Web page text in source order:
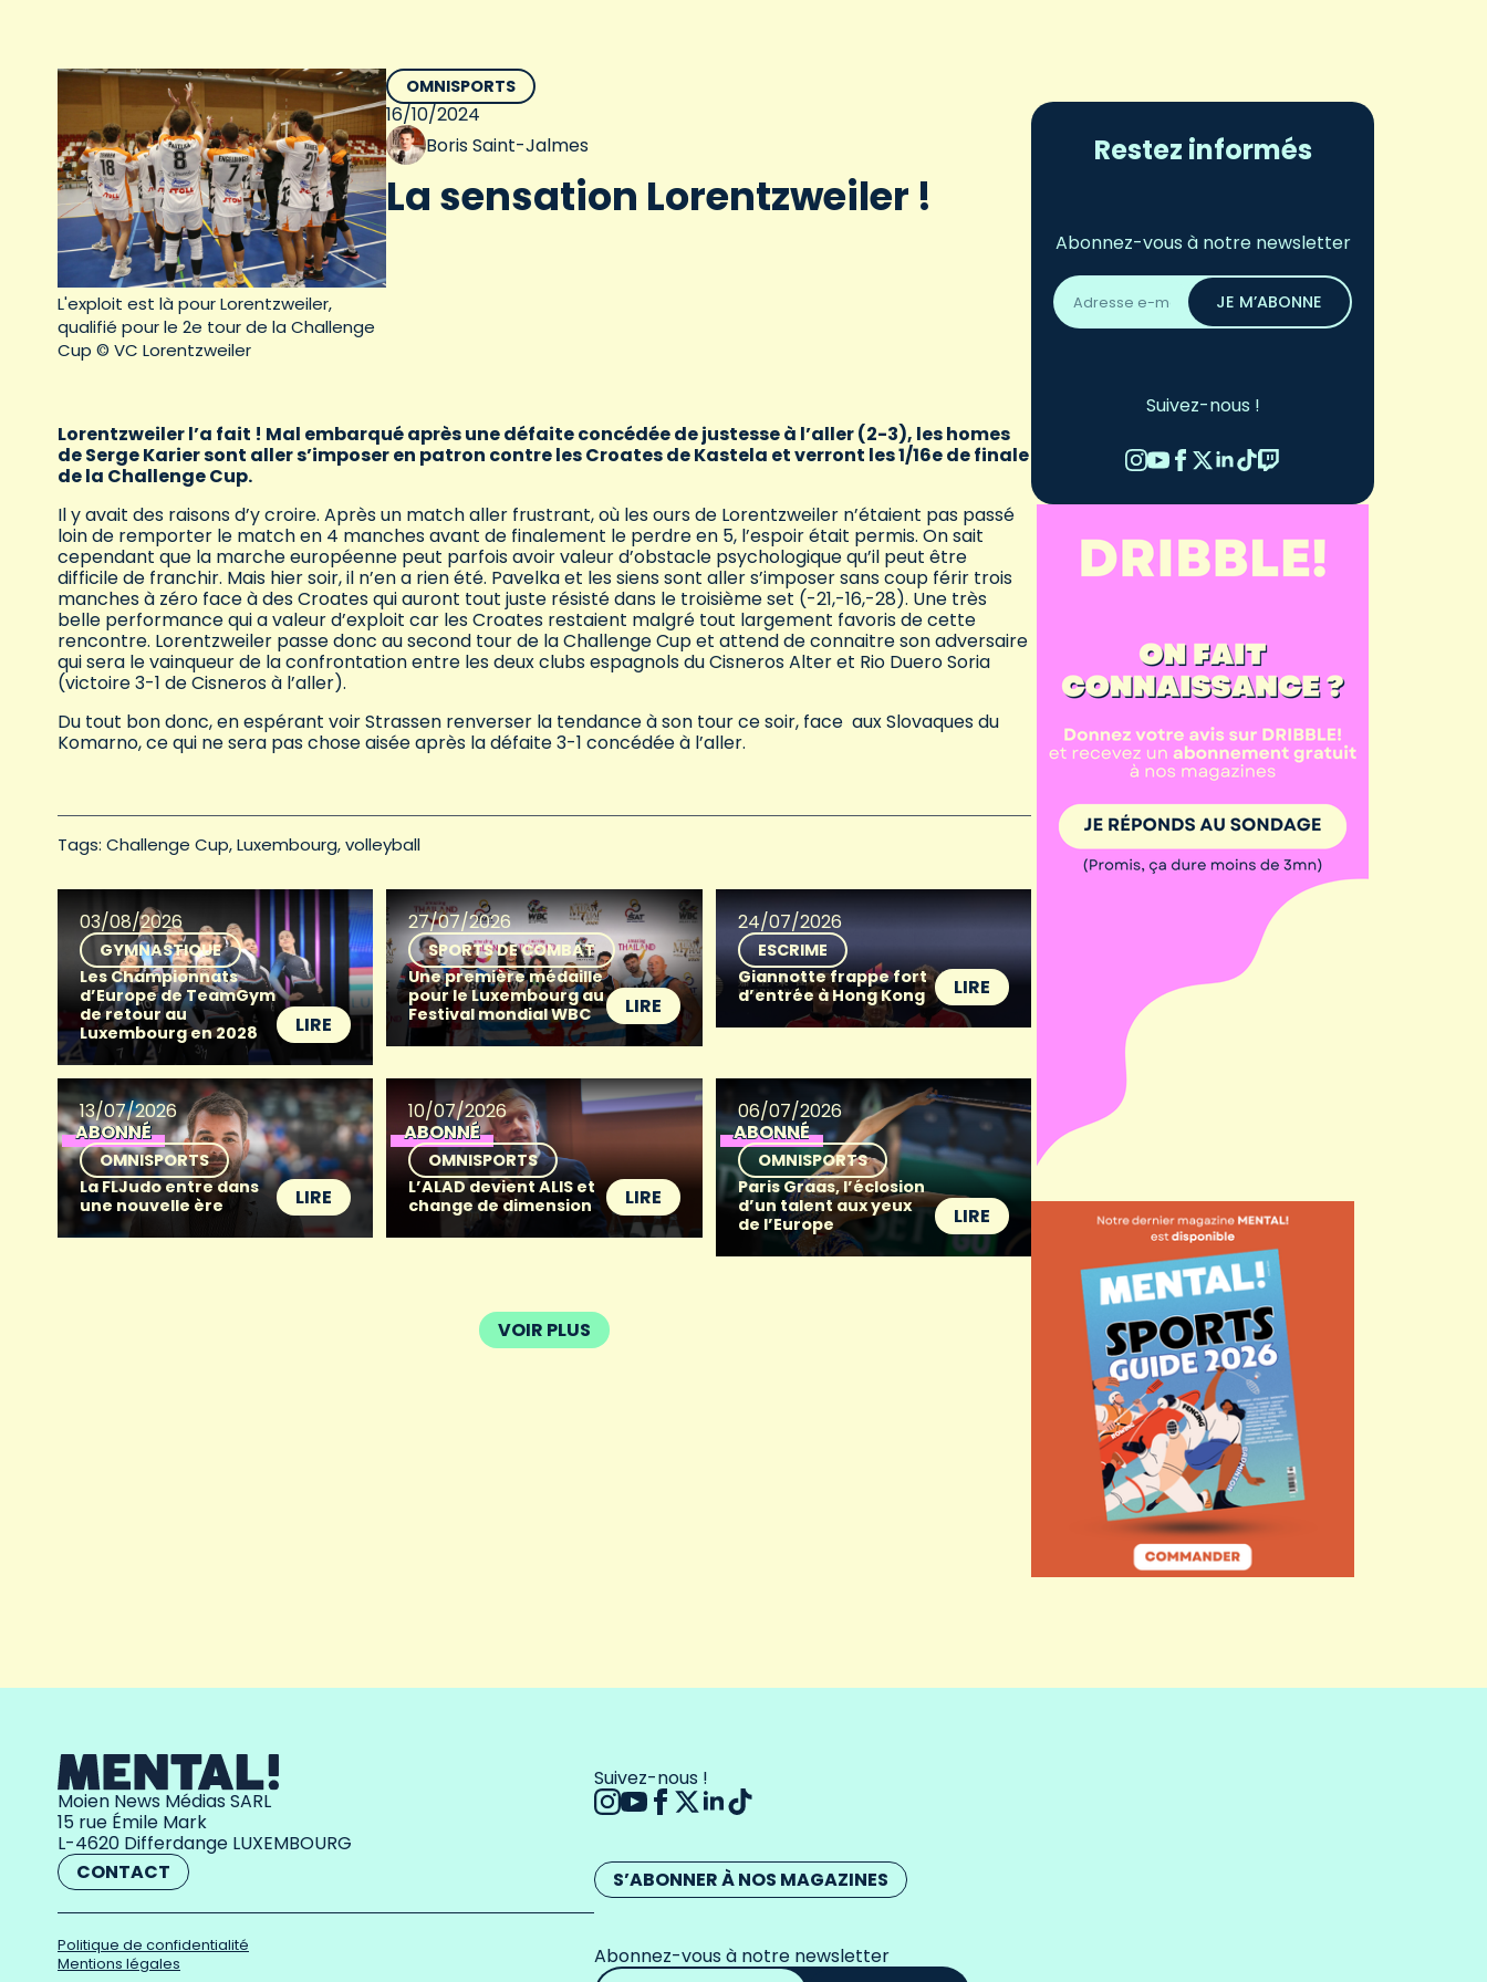
L'exploit est là pour Lorentzweiler,
qualifié pour le 2e tour de la Challenge
Cup © VC Lorentzweiler
OMNISPORTS
16/10/2024
Boris Saint-Jalmes
La sensation Lorentzweiler !
Lorentzweiler l’a fait ! Mal embarqué après une défaite concédée de justesse à l’aller (2-3), les homes
de Serge Karier sont aller s’imposer en patron contre les Croates de Kastela et verront les 1/16e de finale
de la Challenge Cup.
Il y avait des raisons d’y croire. Après un match aller frustrant, où les ours de Lorentzweiler n’étaient pas passé
loin de remporter le match en 4 manches avant de finalement le perdre en 5, l’espoir était permis. On sait
cependant que la marche européenne peut parfois avoir valeur d’obstacle psychologique qu’il peut être
difficile de franchir. Mais hier soir, il n’en a rien été. Pavelka et les siens sont aller s’imposer sans coup férir trois
manches à zéro face à des Croates qui auront tout juste résisté dans le troisième set (-21,-16,-28). Une très
belle performance qui a valeur d’exploit car les Croates restaient malgré tout largement favoris de cette
rencontre. Lorentzweiler passe donc au second tour de la Challenge Cup et attend de connaitre son adversaire
qui sera le vainqueur de la confrontation entre les deux clubs espagnols du Cisneros Alter et Rio Duero Soria
(victoire 3-1 de Cisneros à l’aller).
Du tout bon donc, en espérant voir Strassen renverser la tendance à son tour ce soir, face aux Slovaques du
Komarno, ce qui ne sera pas chose aisée après la défaite 3-1 concédée à l’aller.
Tags: Challenge Cup Luxembourg volleyball
03/08/2026
GYMNASTIQUE
Les Championnats
d’Europe de TeamGym
de retour au
Luxembourg en 2028
LIRE
27/07/2026
SPORTS DE COMBAT
Une première médaille
pour le Luxembourg au
Festival mondial WBC
LIRE
24/07/2026
ESCRIME
Giannotte frappe fort
d’entrée à Hong Kong
LIRE
13/07/2026
ABONNÉ
OMNISPORTS
La FLJudo entre dans
une nouvelle ère
LIRE
10/07/2026
ABONNÉ
OMNISPORTS
L’ALAD devient ALIS et
change de dimension
LIRE
06/07/2026
ABONNÉ
OMNISPORTS
Paris Graas, l’éclosion
d’un talent aux yeux
de l’Europe
LIRE
VOIR PLUS
Restez informés
Abonnez-vous à notre newsletter
Adresse
email
*
JE M’ABONNE
Suivez-nous !
Moien News Médias SARL
15 rue Émile Mark
L-4620 Differdange LUXEMBOURG
CONTACT
Politique de confidentialité
Mentions légales
Suivez-nous !
S’ABONNER À NOS MAGAZINES
Abonnez-vous à notre newsletter
Adresse